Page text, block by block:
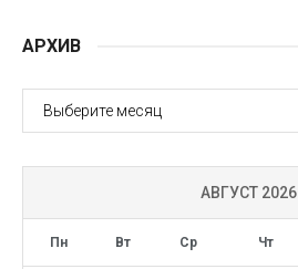
АРХИВ
АРХИВ
АВГУСТ 2026
Пн Вт Ср Чт